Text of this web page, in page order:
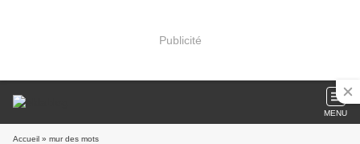
Publicité
MENU
Accueil » mur des mots